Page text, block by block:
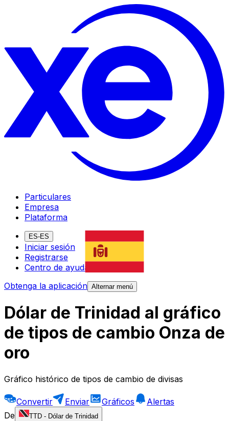
Particulares
Empresa
Plataforma
ES-ES
Iniciar sesión
Registrarse
Centro de ayuda
Obtenga la aplicación Alternar menú
Dólar de Trinidad al gráfico
de tipos de cambio Onza de
oro
Gráfico histórico de tipos de cambio de divisas
Convertir Enviar Gráficos
Alertas
De
TTD - Dólar de Trinidad